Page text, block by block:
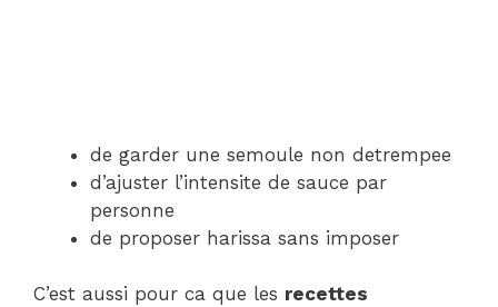
de garder une semoule non detrempee
d’ajuster l’intensite de sauce par
personne
de proposer harissa sans imposer
C’est aussi pour ca que les recettes